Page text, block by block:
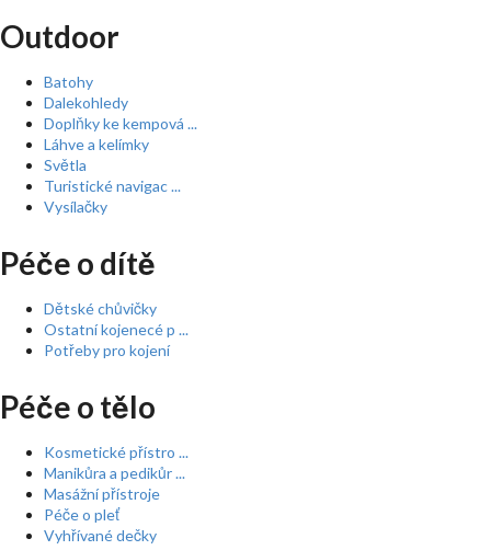
Outdoor
Batohy
Dalekohledy
Doplňky ke kempová ...
Láhve a kelímky
Světla
Turistické navigac ...
Vysílačky
Péče o dítě
Dětské chůvičky
Ostatní kojenecé p ...
Potřeby pro kojení
Péče o tělo
Kosmetické přístro ...
Manikůra a pedikůr ...
Masážní přístroje
Péče o pleť
Vyhřívané dečky